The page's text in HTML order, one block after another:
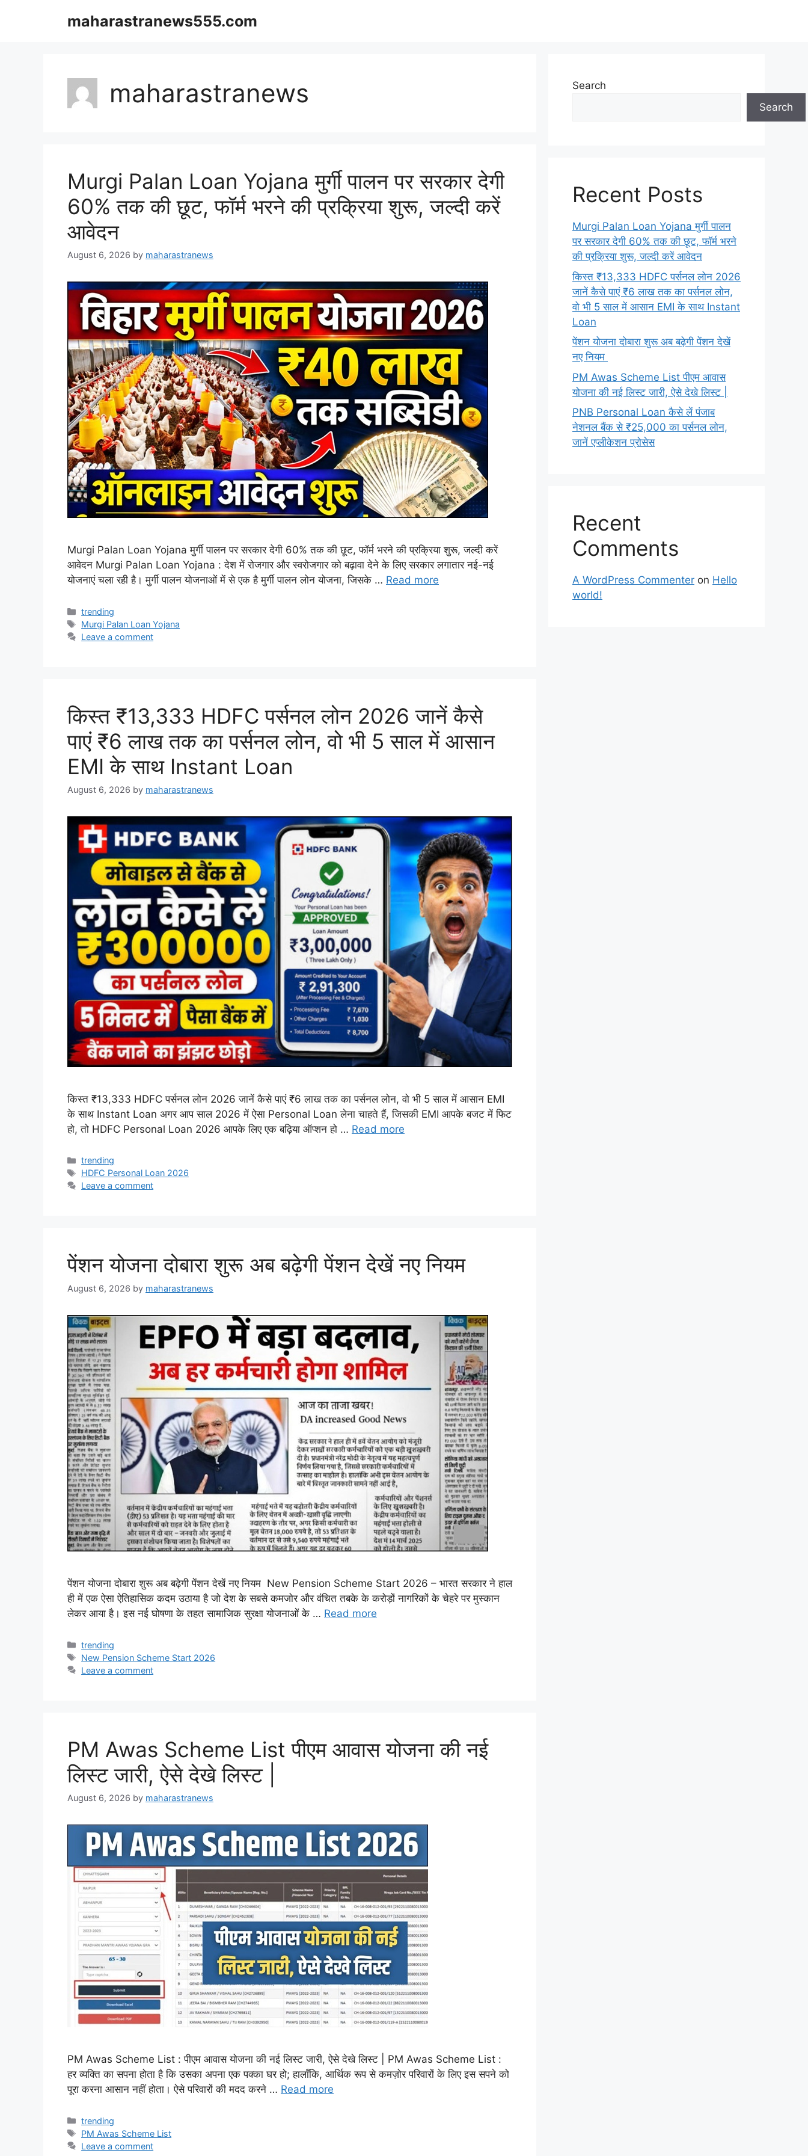
maharastranews555.com
maharastranews
Murgi Palan Loan Yojana मुर्गी पालन पर सरकार देगी
60% तक की छूट, फॉर्म भरने की प्रक्रिया शुरू, जल्दी करें
आवेदन
August 6, 2026 by maharastranews
Murgi Palan Loan Yojana मुर्गी पालन पर सरकार देगी 60% तक की छूट, फॉर्म भरने की प्रक्रिया शुरू, जल्दी करें
आवेदन Murgi Palan Loan Yojana : देश में रोजगार और स्वरोजगार को बढ़ावा देने के लिए सरकार लगातार नई-नई
योजनाएं चला रही है। मुर्गी पालन योजनाओं में से एक है मुर्गी पालन लोन योजना, जिसके … Read more
Categories
trending
Tags
Murgi Palan Loan Yojana
Leave a comment
किस्त ₹13,333 HDFC पर्सनल लोन 2026 जानें कैसे
पाएं ₹6 लाख तक का पर्सनल लोन, वो भी 5 साल में आसान
EMI के साथ Instant Loan
August 6, 2026 by maharastranews
किस्त ₹13,333 HDFC पर्सनल लोन 2026 जानें कैसे पाएं ₹6 लाख तक का पर्सनल लोन, वो भी 5 साल में आसान EMI
के साथ Instant Loan अगर आप साल 2026 में ऐसा Personal Loan लेना चाहते हैं, जिसकी EMI आपके बजट में फिट
हो, तो HDFC Personal Loan 2026 आपके लिए एक बढ़िया ऑप्शन हो … Read more
Categories
trending
Tags
HDFC Personal Loan 2026
Leave a comment
पेंशन योजना दोबारा शुरू अब बढ़ेगी पेंशन देखें नए नियम
August 6, 2026 by maharastranews
पेंशन योजना दोबारा शुरू अब बढ़ेगी पेंशन देखें नए नियम New Pension Scheme Start 2026 – भारत सरकार ने हाल
ही में एक ऐसा ऐतिहासिक कदम उठाया है जो देश के सबसे कमजोर और वंचित तबके के करोड़ों नागरिकों के चेहरे पर मुस्कान
लेकर आया है। इस नई घोषणा के तहत सामाजिक सुरक्षा योजनाओं के … Read more
Categories
trending
Tags
New Pension Scheme Start 2026
Leave a comment
PM Awas Scheme List पीएम आवास योजना की नई
लिस्ट जारी, ऐसे देखे लिस्ट |
August 6, 2026 by maharastranews
PM Awas Scheme List : पीएम आवास योजना की नई लिस्ट जारी, ऐसे देखे लिस्ट | PM Awas Scheme List :
हर व्यक्ति का सपना होता है कि उसका अपना एक पक्का घर हो; हालाँकि, आर्थिक रूप से कमज़ोर परिवारों के लिए इस सपने को
पूरा करना आसान नहीं होता। ऐसे परिवारों की मदद करने … Read more
Categories
trending
Tags
PM Awas Scheme List
Leave a comment
Search
Search
Recent Posts
Murgi Palan Loan Yojana मुर्गी पालन
पर सरकार देगी 60% तक की छूट, फॉर्म भरने
की प्रक्रिया शुरू, जल्दी करें आवेदन
किस्त ₹13,333 HDFC पर्सनल लोन 2026
जानें कैसे पाएं ₹6 लाख तक का पर्सनल लोन,
वो भी 5 साल में आसान EMI के साथ Instant
Loan
पेंशन योजना दोबारा शुरू अब बढ़ेगी पेंशन देखें
नए नियम
PM Awas Scheme List पीएम आवास
योजना की नई लिस्ट जारी, ऐसे देखे लिस्ट |
PNB Personal Loan कैसे लें पंजाब
नेशनल बैंक से ₹25,000 का पर्सनल लोन,
जानें एप्लीकेशन प्रोसेस
Recent
Comments
A WordPress Commenter on Hello
world!